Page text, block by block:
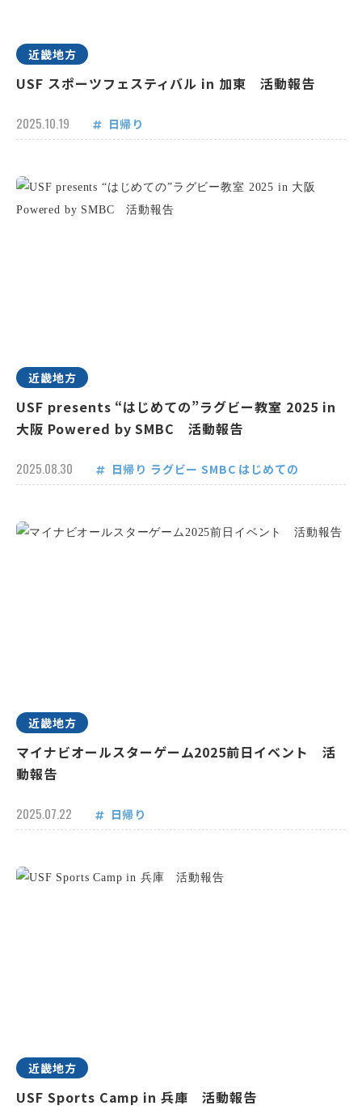
近畿地方
USF スポーツフェスティバル in 加東 活動報告
2025.10.19 日帰り
近畿地方
USF presents “はじめての”ラグビー教室 2025 in
大阪 Powered by SMBC 活動報告
2025.08.30 日帰り ラグビー SMBC はじめての
近畿地方
マイナビオールスターゲーム2025前日イベント 活
動報告
2025.07.22 日帰り
近畿地方
USF Sports Camp in 兵庫 活動報告